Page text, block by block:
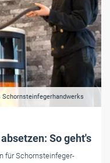
So geht's
für Schornsteinfeger-